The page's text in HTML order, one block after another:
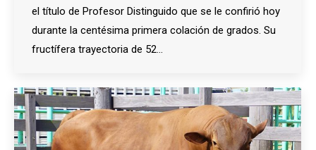
el título de Profesor Distinguido que se le confirió hoy
durante la centésima primera colación de grados. Su
fructífera trayectoria de 52…